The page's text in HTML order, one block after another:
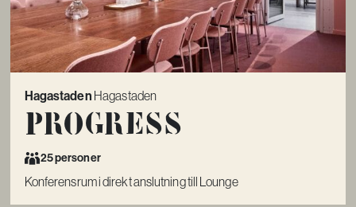
Hagastaden Hagastaden
Progress
25 personer
Konferensrum i direkt anslutning till Lounge